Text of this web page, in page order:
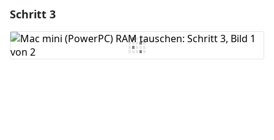
Kommentar hinzufügen
Schritt 3